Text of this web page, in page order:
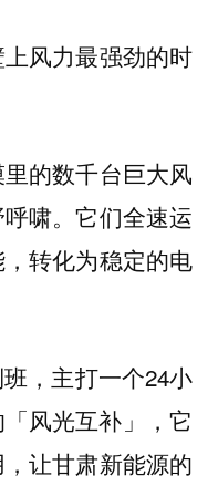
风力最强劲的时
的数千台巨大风
啸。它们全速运
转化为稳定的电
，主打一个24小
风光互补」，它
让甘肃新能源的